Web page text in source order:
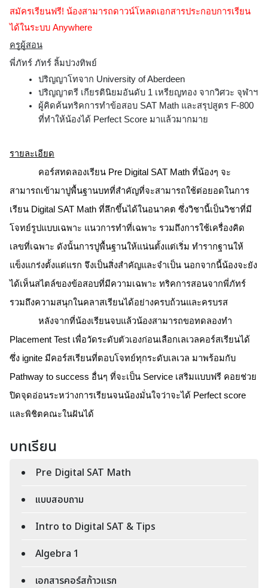
สมัครเรียนฟรี! น้องสามารถดาวน์โหลดเอกสารประกอบการเรียน
ได้ในระบบ Anywhere
ครูผู้สอน
พี่ภัทร์ ภัทร์ ลิ้มปวงทิพย์
ปริญญาโทจาก University of Aberdeen
ปริญญาตรี เกียรตินิยมอันดับ 1 เหรียญทอง จากวิศวะ จุฬาฯ
ผู้คิดค้นทริคการทำข้อสอบ SAT Math และสรุปสูตร F-800
ที่ทำให้น้องได้ Perfect Score มาแล้วมากมาย
รายละเอียด
คอร์สทดลองเรียน Pre Digital SAT Math ที่น้องๆ จะ
สามารถเข้ามาปูพื้นฐานบทที่สำคัญที่จะสามารถใช้ต่อยอดในการ
เรียน Digital SAT Math ที่ลึกขึ้นได้ในอนาคต ซึ่งวิชานี้เป็นวิชาที่มี
โจทย์รูปแบบเฉพาะ แนวการทำที่เฉพาะ รวมถึงการใช้เครื่องคิด
เลขที่เฉพาะ ดังนั้นการปูพื้นฐานให้แน่นตั้งแต่เริ่ม ทำรากฐานให้
แข็งแกร่งตั้งแต่แรก จึงเป็นสิ่งสำคัญและจำเป็น นอกจากนี้น้องจะยัง
ได้เห็นสไตล์ของข้อสอบที่มีความเฉพาะ ทริคการสอนจากพี่ภัทร์
รวมถึงความสนุกในคลาสเรียนได้อย่างครบถ้วนและครบรส
หลังจากที่น้องเรียนจบแล้วน้องสามารถขอทดลองทำ
Placement Test เพื่อวัดระดับตัวเองก่อนเลือกเลเวลคอร์สเรียนได้
ซึ่ง ignite มีคอร์สเรียนที่ตอบโจทย์ทุกระดับเลเวล มาพร้อมกับ
Pathway to success อื่นๆ ที่จะเป็น Service เสริมแบบฟรี คอยช่วย
ปิดจุดอ่อนระหว่างการเรียนจนน้องมั่นใจว่าจะได้ Perfect score
และพิชิตคณะในฝันได้
บทเรียน
Pre Digital SAT Math
แบบสอบถาม
Intro to Digital SAT & Tips
Algebra 1
เอกสารคอร์สก้าวแรก